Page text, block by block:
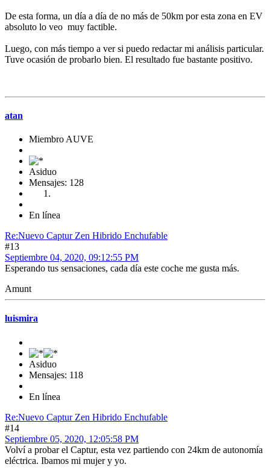
De esta forma, un día a día de no más de 50km por esta zona en EV
absoluto lo veo muy factible.
Luego, con más tiempo a ver si puedo redactar mi análisis particular.
Tuve ocasión de probarlo bien. El resultado fue bastante positivo.
atan
Miembro AUVE
Asiduo
Mensajes: 128
En línea
Re:Nuevo Captur Zen Hibrido Enchufable
#13
Septiembre 04, 2020, 09:12:55 PM
Esperando tus sensaciones, cada día este coche me gusta más.
Amunt
luismira
Asiduo
Mensajes: 118
En línea
Re:Nuevo Captur Zen Hibrido Enchufable
#14
Septiembre 05, 2020, 12:05:58 PM
Volví a probar el Captur, esta vez partiendo con 24km de autonomía
eléctrica. Ibamos mi mujer y yo.